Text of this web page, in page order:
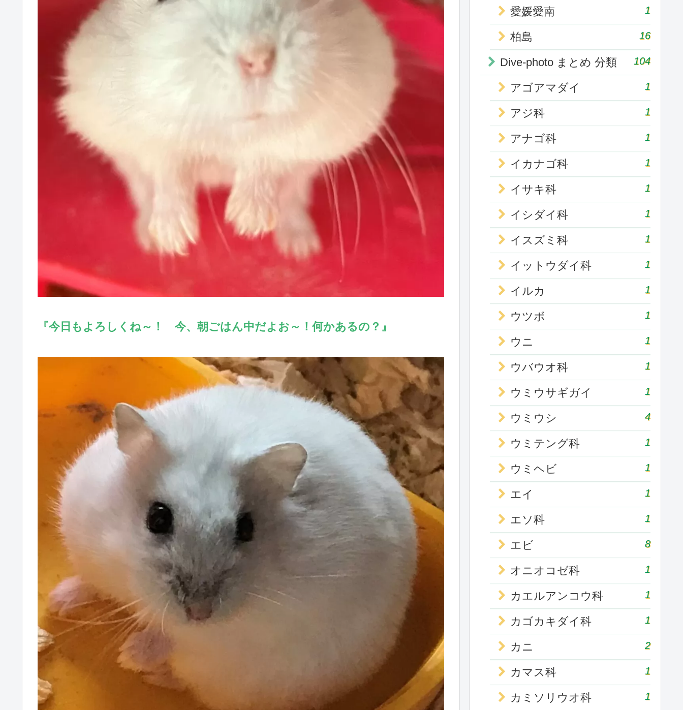
『今日もよろしくね～！ 今、朝ごはん中だよお～！何かあるの？』
愛媛愛南 1
柏島 16
Dive-photo まとめ 分類 104
アゴアマダイ 1
アジ科 1
アナゴ科 1
イカナゴ科 1
イサキ科 1
イシダイ科 1
イスズミ科 1
イットウダイ科 1
イルカ 1
ウツボ 1
ウニ 1
ウバウオ科 1
ウミウサギガイ 1
ウミウシ 4
ウミテング科 1
ウミヘビ 1
エイ 1
エソ科 1
エビ 8
オニオコゼ科 1
カエルアンコウ科 1
カゴカキダイ科 1
カニ 2
カマス科 1
カミソリウオ科 1